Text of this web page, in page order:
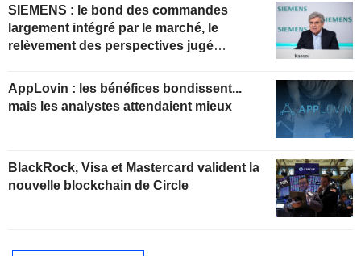
SIEMENS : le bond des commandes
largement intégré par le marché, le
relèvement des perspectives jugé
actuelles
AppLovin : les bénéfices bondissent...
mais les analystes attendaient mieux
BlackRock, Visa et Mastercard valident la
nouvelle blockchain de Circle